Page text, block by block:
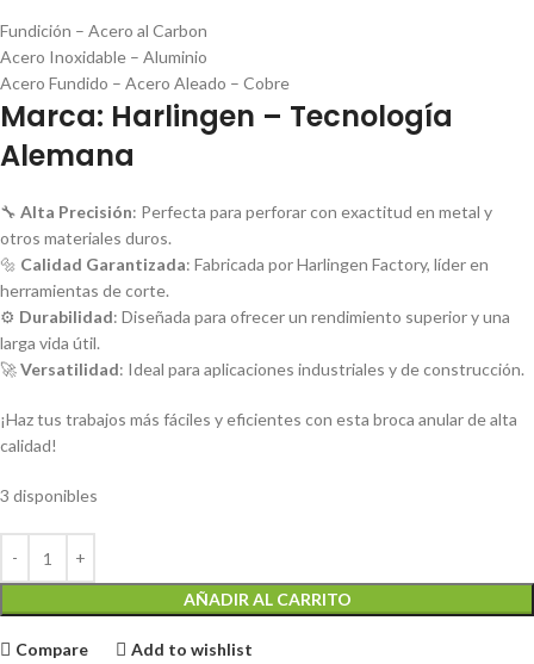
Fundición – Acero al Carbon
Acero Inoxidable – Aluminio
Acero Fundido – Acero Aleado – Cobre
Marca: Harlingen – Tecnología
Alemana
🔧 Alta Precisión: Perfecta para perforar con exactitud en metal y
otros materiales duros.
🔩 Calidad Garantizada: Fabricada por Harlingen Factory, líder en
herramientas de corte.
⚙️ Durabilidad: Diseñada para ofrecer un rendimiento superior y una
larga vida útil.
🚀Versatilidad: Ideal para aplicaciones industriales y de construcción.
¡Haz tus trabajos más fáciles y eficientes con esta broca anular de alta
calidad!
3 disponibles
AÑADIR AL CARRITO
Compare Add to wishlist